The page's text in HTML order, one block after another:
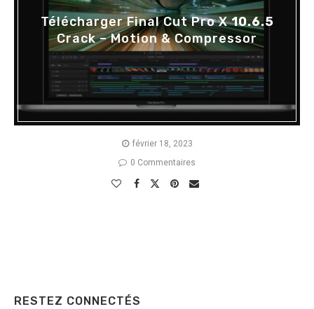
Télécharger Final Cut Pro X10.6.5
Crack – Motion & Compressor
février 18, 2023
0 Commentaires
RESTEZ CONNECTÉS